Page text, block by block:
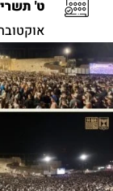
ט'
אוקטובר 1,